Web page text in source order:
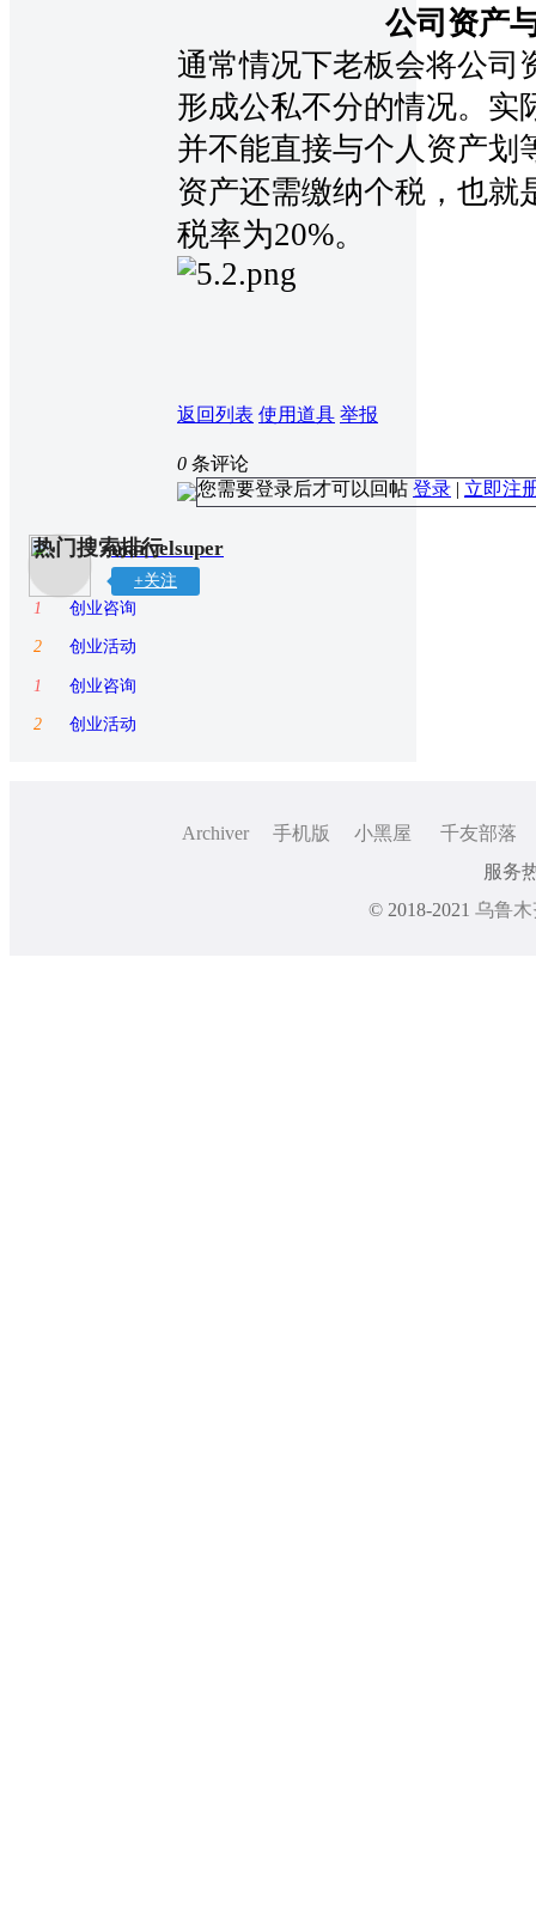
公司资产
通常情况下老板会将公司
形成公私不分的情况。实
并不能直接与个人资产划
资产还需缴纳个税，也就
税率为20%。
返回列表 使用道具 举报
0 条评论
您需要登录后才可以回帖 登录 | 立即注
marvelsuper
+关注
热门搜索排行
1 创业咨询
2 创业活动
1 创业咨询
2 创业活动
Archiver 手机版 小黑屋
千友部落
服务
© 2018-2021 乌鲁